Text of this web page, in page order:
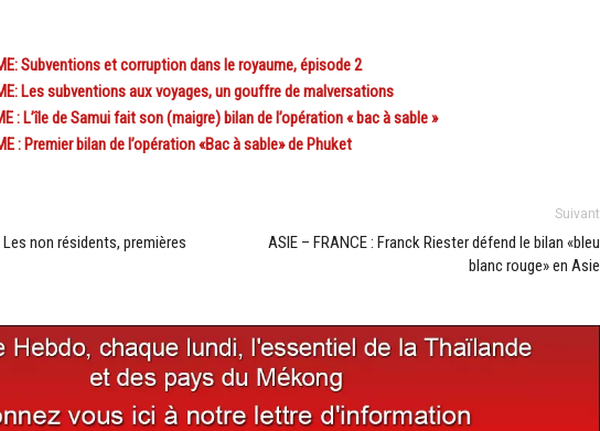
Subventions et corruption dans le royaume, épisode 2
Les subventions aux voyages, un gouffre de malversations
: L’île de Samui fait son (maigre) bilan de l’opération « bac à sable »
: Premier bilan de l’opération «Bac à sable» de Phuket
Les non résidents, premières
Suivant
ASIE – FRANCE : Franck Riester défend le bilan «bleu
blanc rouge» en Asie